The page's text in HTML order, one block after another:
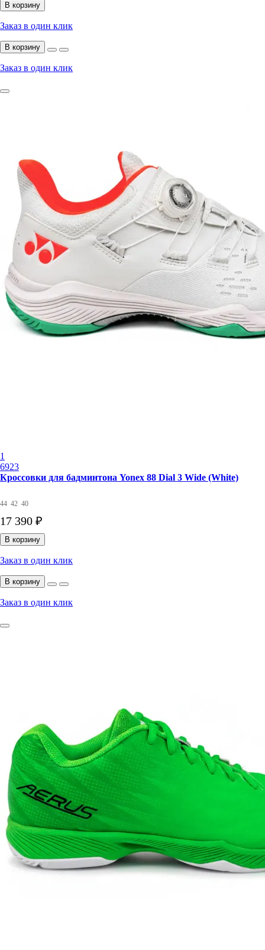
В корзину
Заказ в один клик
В корзину
Заказ в один клик
1
6923
Кроссовки для бадминтона Yonex 88 Dial 3 Wide (White)
44 42 40
17 390 ₽
В корзину
Заказ в один клик
В корзину
Заказ в один клик